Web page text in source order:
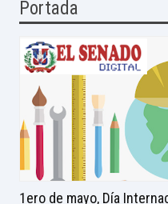
Portada
1ero de mayo, Día